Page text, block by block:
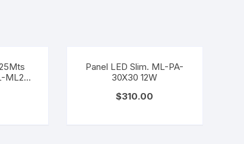
ML25-
Panel LED Slim. ML-PA-
30X30 12W
$310.00